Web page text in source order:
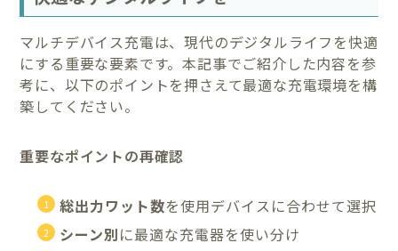
マルチデバイス充電は、現代のデジタルライフを快適
にする重要な要素です。本記事でご紹介した内容を参
考に、以下のポイントを押さえて最適な充電環境を構
築してください。
重要なポイントの再確認
総出力ワット数を使用デバイスに合わせて選択
シーン別に最適な充電器を使い分け